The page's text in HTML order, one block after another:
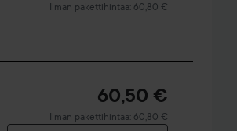
Ilman pakettihintaa: 60,80 €
60,50 €
Ilman pakettihintaa: 60,80 €